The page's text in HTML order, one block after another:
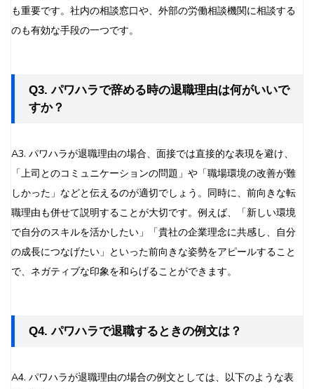
も重要です。社内の相談窓口や、外部の労働相談機関に相談する
のも有効な手段の一つです。
Q3. パワハラで辞める時の退職理由は何がいいで
すか？
A3. パワハラが退職理由の場合、面接では直接的な表現を避け、
「上司とのコミュニケーションの問題」や「職場環境の改善が難
しかった」などと伝えるのが適切でしょう。同時に、前向きな転
職理由も併せて説明することが大切です。例えば、「新しい環境
で自分のスキルを活かしたい」「貴社の企業理念に共感し、自分
の成長につなげたい」といった前向きな姿勢をアピールすること
で、ネガティブな印象を和らげることができます。
Q4. パワハラで退職するときの例文は？
A4. パワハラが退職理由の場合の例文としては、以下のような表